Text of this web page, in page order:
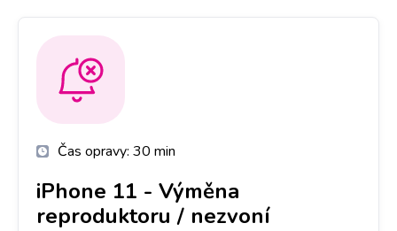
Čas opravy: 30 min
iPhone 11 - Výměna
reproduktoru / nezvoní